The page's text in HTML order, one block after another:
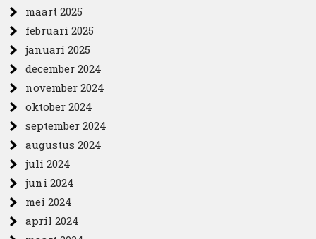
maart 2025
februari 2025
januari 2025
december 2024
november 2024
oktober 2024
september 2024
augustus 2024
juli 2024
juni 2024
mei 2024
april 2024